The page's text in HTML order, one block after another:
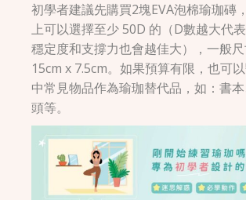
初學者建議先購買2塊EVA泡棉瑜珈磚
上可以選擇至少 50D 的（D數越大代表
穩定度和支撐力也會越佳大），一般
15cm x 7.5cm。如果預算有限，也可
中常見物品作為瑜珈替代品，如：書
頭等。